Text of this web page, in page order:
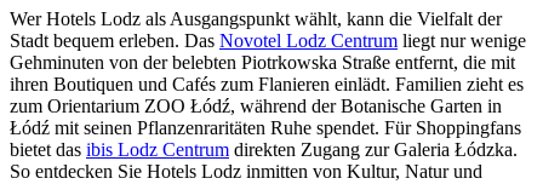
Wer Hotels Lodz als Ausgangspunkt wählt, kann die Vielfalt der
Stadt bequem erleben. Das Novotel Lodz Centrum liegt nur wenige
Gehminuten von der belebten Piotrkowska Straße entfernt, die mit
ihren Boutiquen und Cafés zum Flanieren einlädt. Familien zieht es
zum Orientarium ZOO Łódź, während der Botanische Garten in
Łódź mit seinen Pflanzenraritäten Ruhe spendet. Für Shoppingfans
bietet das ibis Lodz Centrum direkten Zugang zur Galeria Łódzka.
So entdecken Sie Hotels Lodz inmitten von Kultur, Natur und